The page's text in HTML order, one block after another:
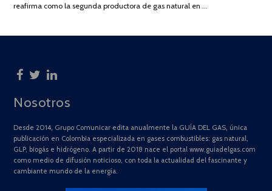
reafirma como la segunda productora de gas natural en …
Nosotros
Desde 2014, Grupo Comunicar edita anualmente la GUÍA DEL GAS, única
publicación en Colombia especializada en gases combustibles: gas natural,
GLP, biogás e hidrógeno. A partir de 2018 nace el portal www.guiadelgas.com
como medio de difusión noticioso, con toda la actualidad del fascinante y
cambiante mundo de la energía.